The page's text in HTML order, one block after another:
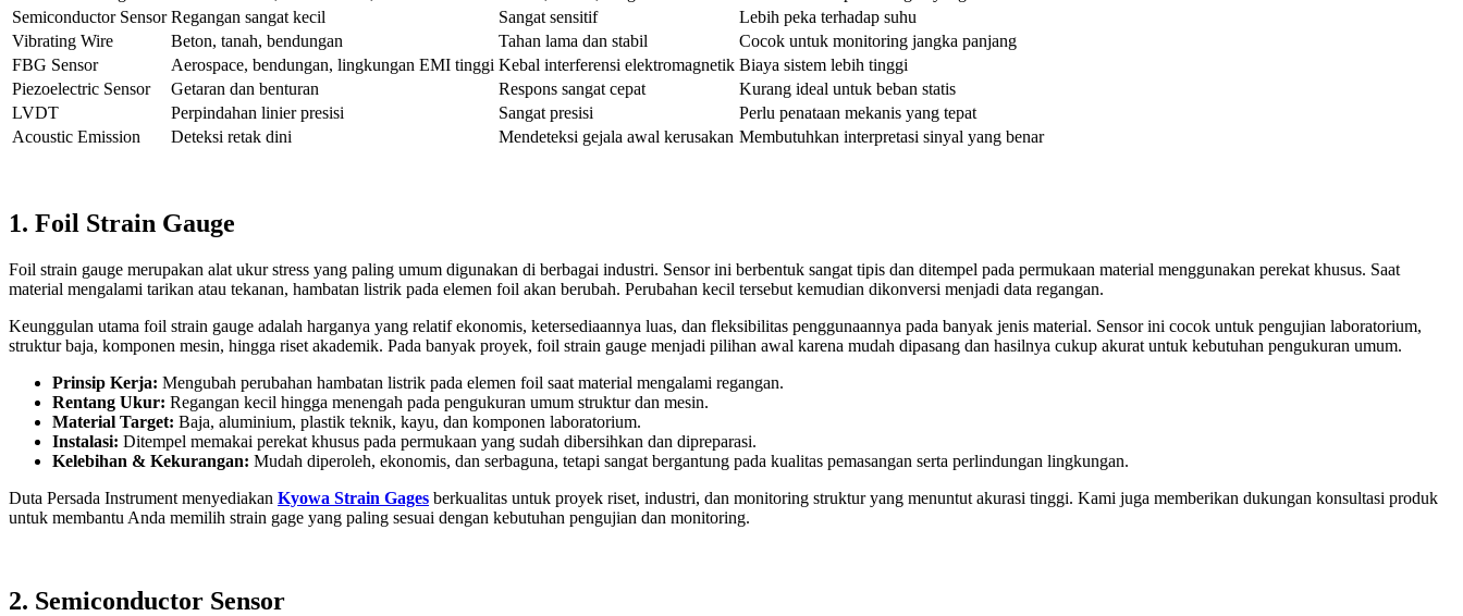
Semiconductor Sensor Regangan sangat kecil Sangat sensitif
Lebih peka terhadap suhu
Vibrating Wire
Beton, tanah, bendungan Tahan lama dan stabil
Cocok untuk monitoring jangka panjang
FBG Sensor
Aerospace, bendungan, lingkungan EMI tinggi Kebal interferensi elektromagnetik Biaya sistem lebih tinggi
Piezoelectric Sensor
Getaran dan benturan Respons sangat cepat
Kurang ideal untuk beban statis
LVDT
Perpindahan linier presisi Sangat presisi
Perlu penataan mekanis yang tepat
Acoustic Emission
Deteksi retak dini Mendeteksi gejala awal kerusakan Membutuhkan interpretasi sinyal yang benar
1. Foil Strain Gauge
Foil strain gauge merupakan alat ukur stress yang paling umum digunakan di berbagai industri. Sensor ini berbentuk sangat tipis dan ditempel pada permukaan material menggunakan perekat khusus. Saat
material mengalami tarikan atau tekanan, hambatan listrik pada elemen foil akan berubah. Perubahan kecil tersebut kemudian dikonversi menjadi data regangan.
Keunggulan utama foil strain gauge adalah harganya yang relatif ekonomis, ketersediaannya luas, dan fleksibilitas penggunaannya pada banyak jenis material. Sensor ini cocok untuk pengujian laboratorium,
struktur baja, komponen mesin, hingga riset akademik. Pada banyak proyek, foil strain gauge menjadi pilihan awal karena mudah dipasang dan hasilnya cukup akurat untuk kebutuhan pengukuran umum.
Prinsip Kerja: Mengubah perubahan hambatan listrik pada elemen foil saat material mengalami regangan.
Rentang Ukur: Regangan kecil hingga menengah pada pengukuran umum struktur dan mesin.
Material Target: Baja, aluminium, plastik teknik, kayu, dan komponen laboratorium.
Instalasi: Ditempel memakai perekat khusus pada permukaan yang sudah dibersihkan dan dipreparasi.
Kelebihan & Kekurangan: Mudah diperoleh, ekonomis, dan serbaguna, tetapi sangat bergantung pada kualitas pemasangan serta perlindungan lingkungan.
Duta Persada Instrument menyediakan Kyowa Strain Gages berkualitas untuk proyek riset, industri, dan monitoring struktur yang menuntut akurasi tinggi. Kami juga memberikan dukungan konsultasi produk
untuk membantu Anda memilih strain gage yang paling sesuai dengan kebutuhan pengujian dan monitoring.
2. Semiconductor Sensor